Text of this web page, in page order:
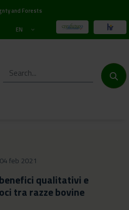
and Forests
EN
04 feb 2021
qualitativi e
tra razze bovine